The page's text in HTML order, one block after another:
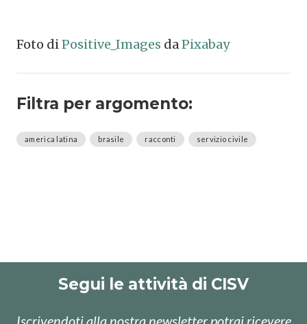
Foto diPositive_Images daPixabay
Filtra per argomento:
america latina brasile racconti servizio civile
Segui le attività di CISV
Iscrivendoti alla nostra newsletter potrai ricevere